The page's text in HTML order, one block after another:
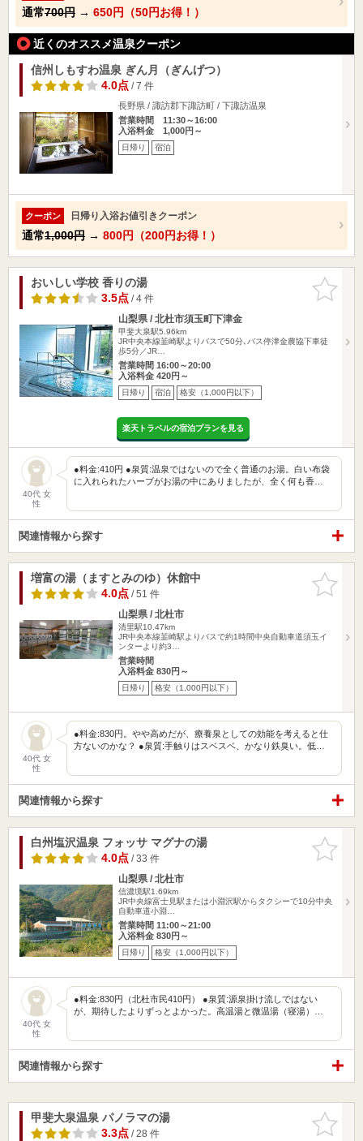
通常700円 → 650円（50円お得！）
近くのオススメ温泉クーポン
信州しもすわ温泉 ぎん月（ぎんげつ）
4.0点/ 7 件
長野県 / 諏訪郡下諏訪町 / 下諏訪温泉
営業時間 11:30～16:00
入浴料金 1,000円～
日帰り 宿泊
クーポン 日帰り入浴お値引きクーポン
通常1,000円 → 800円（200円お得！）
お気に入
りに追加
おいしい学校 香りの湯
3.5点/ 4 件
山梨県 / 北杜市須玉町下津金
甲斐大泉駅5.96km
JR中央本線韮崎駅よりバスで50分､バス停津金農協下車徒
歩5分／JR…
営業時間 16:00～20:00
入浴料金 420円～
日帰り 宿泊 格安（1,000円以下）
楽天トラベルの宿泊プランを見る
40代 女
性
●料金:410円 ●泉質:温泉ではないので全く普通のお湯。白い布袋
に入れられたハーブがお湯の中にありましたが、全く何も香…
関連情報から探す
お気に入
りに追加
増富の湯（ますとみのゆ）休館中
4.0点/ 51 件
山梨県 / 北杜市
清里駅10.47km
JR中央本線韮崎駅よりバスで約1時間中央自動車道須玉イ
ンターより約3…
営業時間
入浴料金 830円～
日帰り 格安（1,000円以下）
40代 女
性
●料金:830円。やや高めだが、療養泉としての効能を考えると仕
方ないのかな？ ●泉質:手触りはスベスベ、かなり鉄臭い。低…
関連情報から探す
お気に入
りに追加
白州塩沢温泉 フォッサ マグナの湯
4.0点/ 33 件
山梨県 / 北杜市
信濃境駅1.69km
JR中央線富士見駅または小淵沢駅からタクシーで10分中央
自動車道小淵…
営業時間 11:00～21:00
入浴料金 830円～
日帰り 格安（1,000円以下）
40代 女
性
●料金:830円（北杜市民410円） ●泉質:源泉掛け流しではない
が、期待したよりずっとよかった。高温湯と微温湯（寝湯）…
関連情報から探す
お気に入
りに追加
甲斐大泉温泉 パノラマの湯
3.3点/ 28 件